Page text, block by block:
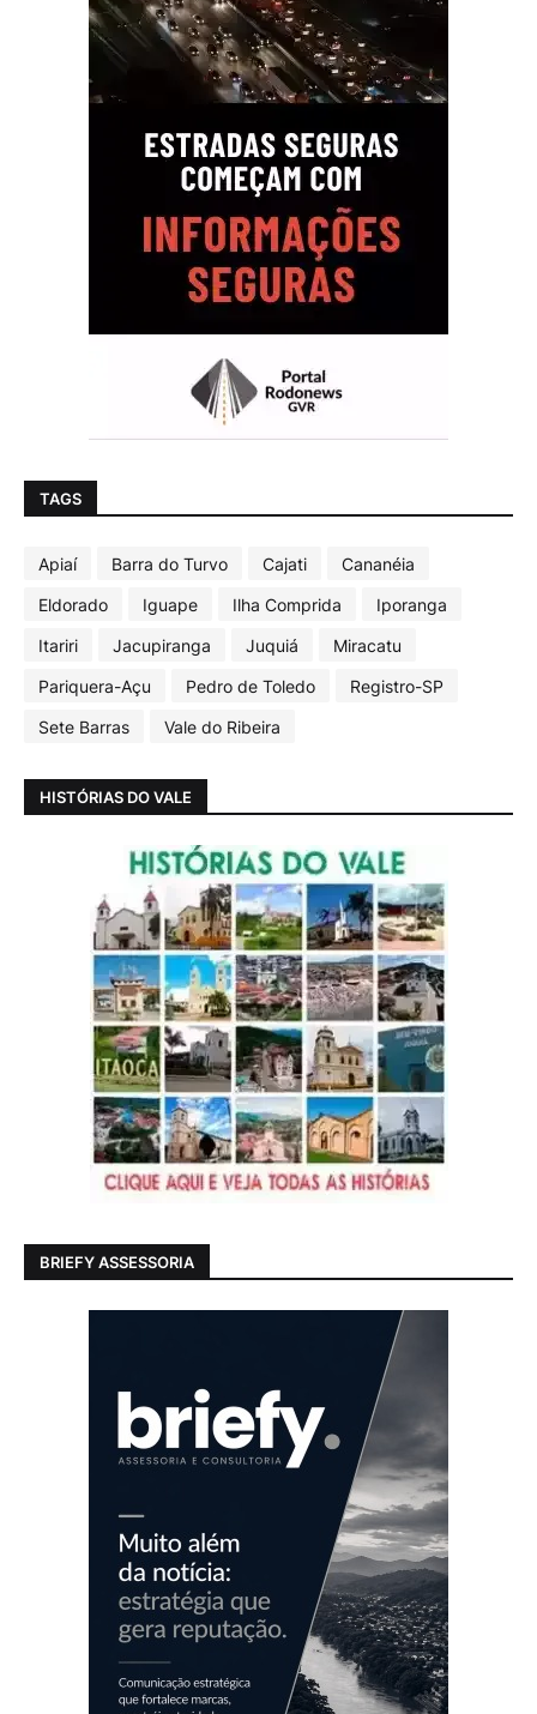
TAGS
Apiaí Barra do Turvo Cajati
Cananéia
Eldorado
Iguape Ilha Comprida
Iporanga
Itariri
Jacupiranga Juquiá
Miracatu
Pariquera-Açu
Pedro de Toledo
Registro-SP
Sete Barras
Vale do Ribeira
HISTÓRIAS DO VALE
BRIEFY ASSESSORIA